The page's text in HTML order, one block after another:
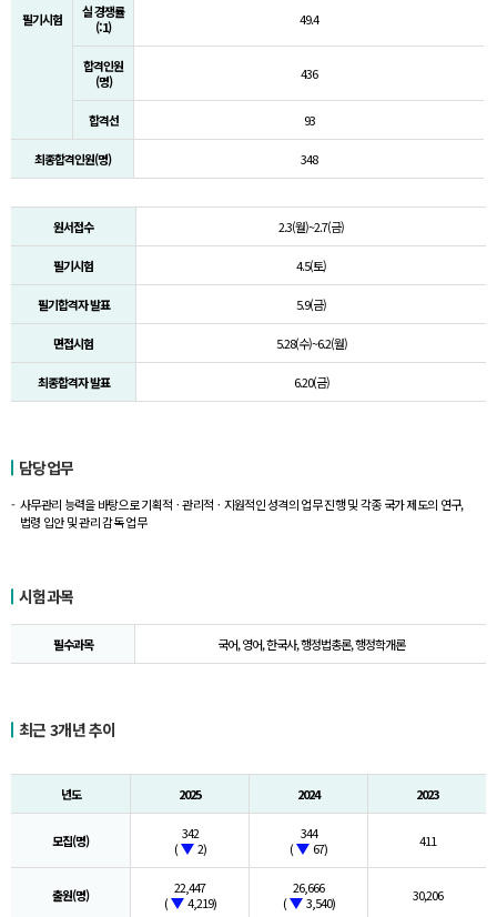
필기시험
실 경쟁률
(:1)
49.4
합격인원
(명)
436
합격선 93
최종합격인원(명) 348
원서접수 2.3(월)~2.7(금)
필기시험 4.5(토)
필기합격자 발표 5.9(금)
면접시험 5.28(수)~6.2(월)
최종합격자 발표 6.20(금)
담당업무
사무관리 능력을 바탕으로 기획적ㆍ관리적ㆍ지원적인 성격의 업무 진행 및 각종 국가 제도의 연구,
법령 입안 및 관리 감독 업무
시험과목
필수과목 국어, 영어, 한국사, 행정법총론, 행정학개론
최근 3개년 추이
년도 2025 2024 2023
모집(명)
342
(
2)
344
(
67) 411
출원(명)
22,447
(
4,219)
26,666
(
3,540) 30,206